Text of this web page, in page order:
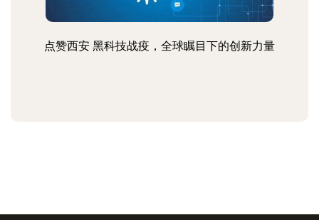
点赞西安 黑科技战疫，全球瞩目下的创新力量